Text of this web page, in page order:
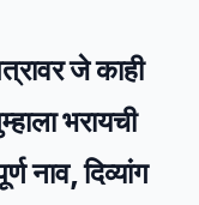
जे काही
भरायची
नाव, दिव्यांग